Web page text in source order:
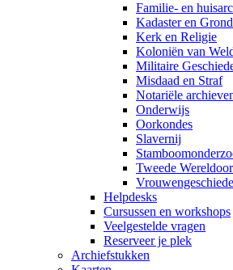
Familie- en
Kadaster en
Kerk en Religie
Koloniën van
Militaire
Misdaad en Straf
Notariële
Onderwijs
Oorkondes
Slavernij
Tweede
Helpdesks
Cursussen en workshops
Veelgestelde vragen
Reserveer je plek
Archiefstukken